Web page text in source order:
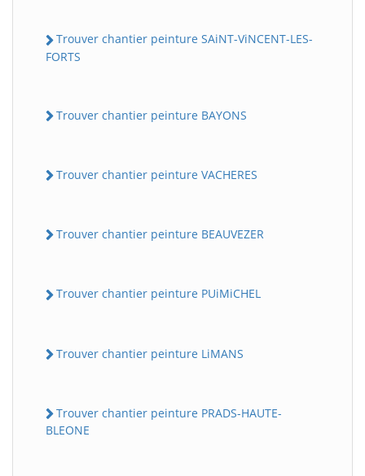
Trouver chantier peinture SAiNT-ViNCENT-LES-
FORTS
Trouver chantier peinture BAYONS
Trouver chantier peinture VACHERES
Trouver chantier peinture BEAUVEZER
Trouver chantier peinture PUiMiCHEL
Trouver chantier peinture LiMANS
Trouver chantier peinture PRADS-HAUTE-
BLEONE